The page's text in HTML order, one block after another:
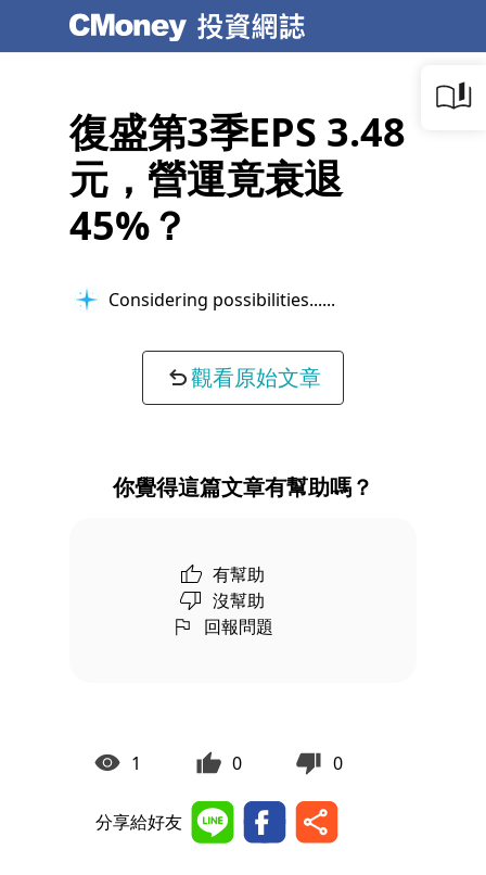
復盛第3季EPS 3.48
元，營運竟衰退
45%？
Considering possibilities...
觀看原始文章
你覺得這篇文章有幫助嗎？
有幫助
沒幫助
回報問題
1 0 0
分享給好友